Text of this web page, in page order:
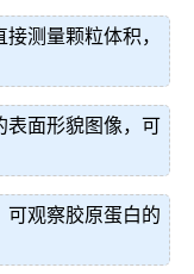
测量颗粒体积，
表面形貌图像，可
可观察胶原蛋白的